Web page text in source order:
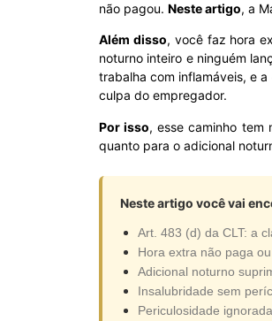
não pagou. Neste artigo, a
Além disso, você faz hora
noturno inteiro e ninguém
trabalha com inflamáveis, e
culpa do empregador.
Por isso, esse caminho tem
quanto para o adicional
Neste artigo você vai
Art. 483 (d) da CLT: a
Hora extra não paga
Adicional noturno
Insalubridade sem
Periculosidade ignorada